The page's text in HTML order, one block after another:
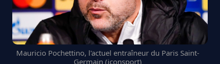
Mauricio Pochettino, l'actuel entraîneur du Paris Saint-
Germain (iconsport)